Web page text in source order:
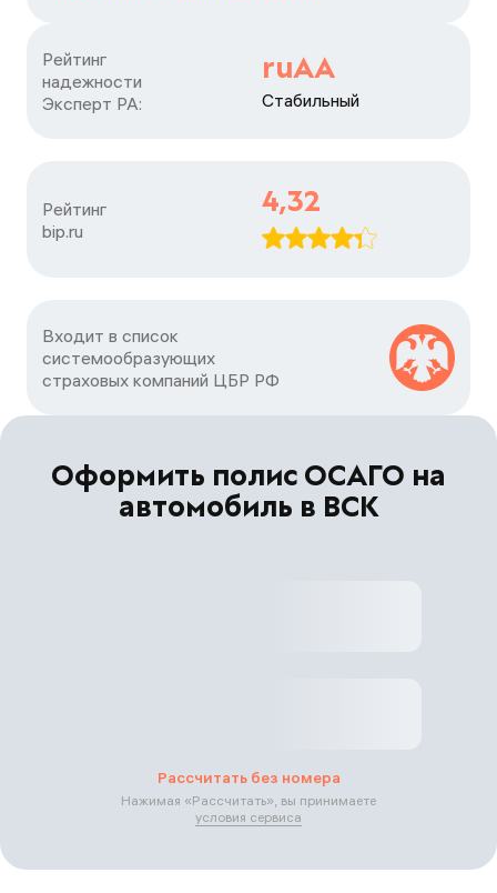
Рейтинг
надежности
Эксперт РА:
ruAA
Стабильный
Рейтинг
bip.ru
4,32
Входит в список
системообразующих
страховых компаний ЦБP РФ
Оформить полис ОСАГО на
автомобиль в ВСК
Рассчитать без номера
Нажимая «Рассчитать», вы принимаете
условия сервиса